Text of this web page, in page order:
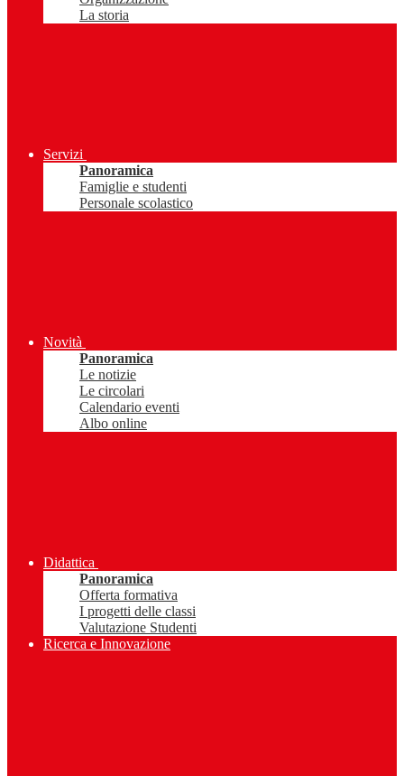
La storia
Servizi
Panoramica
Famiglie e studenti
Personale scolastico
Novità
Panoramica
Le notizie
Le circolari
Calendario eventi
Albo online
Didattica
Panoramica
Offerta formativa
I progetti delle classi
Valutazione Studenti
Ricerca e Innovazione